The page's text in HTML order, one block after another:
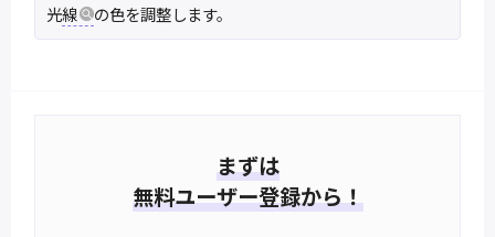
光線 の色を調整します。
まずは
無料ユーザー登録から！